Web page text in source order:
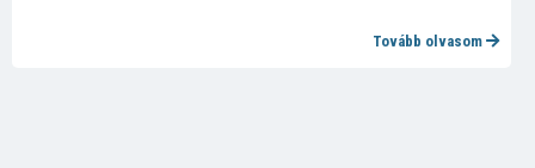
Tovább olvasom